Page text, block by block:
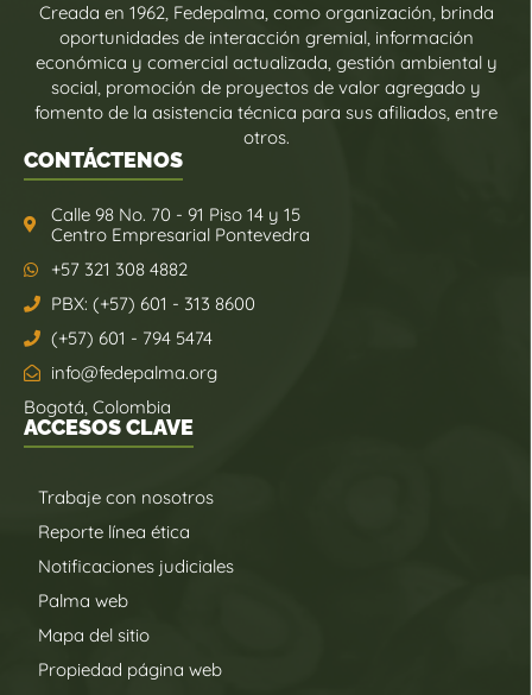
Creada en 1962, Fedepalma, como organización, brinda
oportunidades de interacción gremial, información
económica y comercial actualizada, gestión ambiental y
social, promoción de proyectos de valor agregado y
fomento de la asistencia técnica para sus afiliados, entre
otros.
CONTÁCTENOS
Calle 98 No. 70 - 91 Piso 14 y 15
Centro Empresarial Pontevedra
+57 321 308 4882
PBX: (+57) 601 - 313 8600
(+57) 601 - 794 5474
info@fedepalma.org
Bogotá, Colombia
ACCESOS CLAVE
Trabaje con nosotros
Reporte línea ética
Notificaciones judiciales
Palma web
Mapa del sitio
Propiedad página web